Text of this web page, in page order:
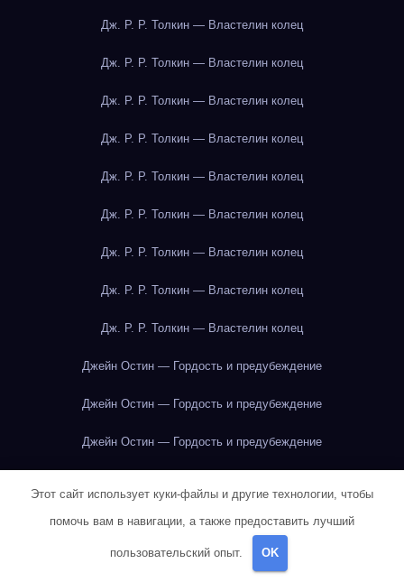
Дж. Р. Р. Толкин — Властелин колец
Дж. Р. Р. Толкин — Властелин колец
Дж. Р. Р. Толкин — Властелин колец
Дж. Р. Р. Толкин — Властелин колец
Дж. Р. Р. Толкин — Властелин колец
Дж. Р. Р. Толкин — Властелин колец
Дж. Р. Р. Толкин — Властелин колец
Дж. Р. Р. Толкин — Властелин колец
Дж. Р. Р. Толкин — Властелин колец
Джейн Остин — Гордость и предубеждение
Джейн Остин — Гордость и предубеждение
Джейн Остин — Гордость и предубеждение
Джейн Остин — Гордость и предубеждение
Джейн Остин — Гордость и предубеждение
Этот сайт использует куки-файлы и другие технологии, чтобы
помочь вам в навигации, а также предоставить лучший
пользовательский опыт. OK